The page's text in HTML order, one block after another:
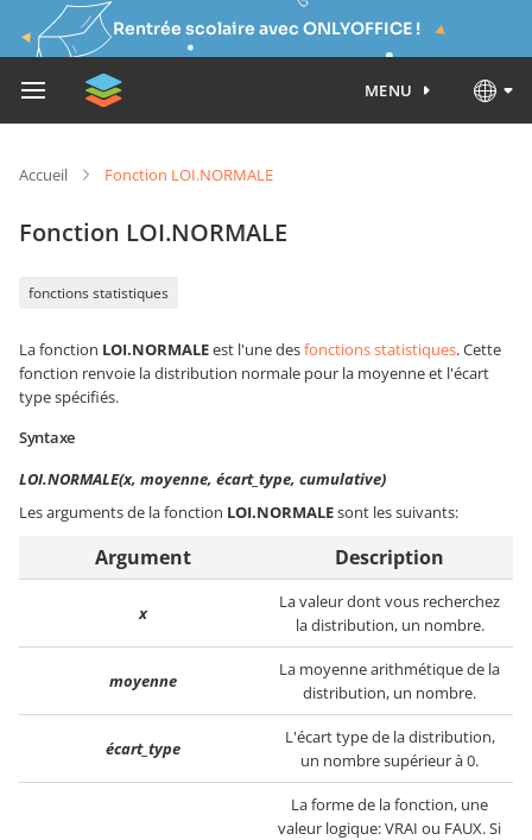
Rentrée scolaire avec ONLYOFFICE !
MENU
Accueil Fonction LOI.NORMALE
Fonction LOI.NORMALE
fonctions statistiques
La fonction LOI.NORMALEest l'une desfonctions statistiques. Cette
fonction renvoie la distribution normale pour la moyenne et l'écart
type spécifiés.
Syntaxe
LOI.NORMALE(x, moyenne, écart_type, cumulative)
Les arguments de la fonction LOI.NORMALEsont les suivants:
Argument Description
x
La valeur dont vous recherchez
la distribution, un nombre.
moyenne
La moyenne arithmétique de la
distribution, un nombre.
écart_type
L'écart type de la distribution,
un nombre supérieur à 0.
La forme de la fonction, une
valeur logique: VRAI ou FAUX. Si